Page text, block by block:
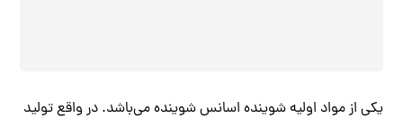
یکی از مواد اولیه شوینده اسانس‌ شوینده می‌باشد. در واقع تولید